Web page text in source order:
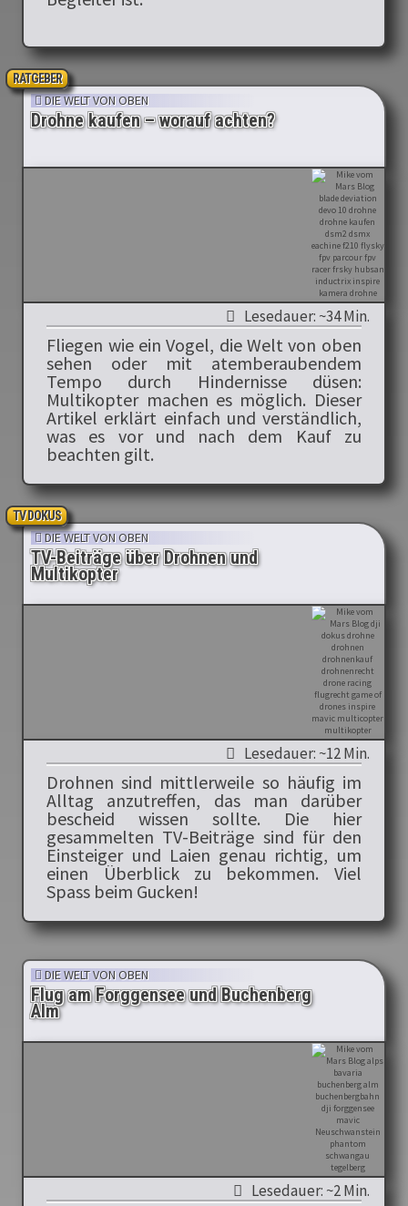
RATGEBER
DIE WELT VON OBEN
Drohne kaufen – worauf achten?
Lesedauer: ~34 Min.
Fliegen wie ein Vogel, die Welt von oben
sehen oder mit atemberaubendem
Tempo durch Hindernisse düsen:
Multikopter machen es möglich. Dieser
Artikel erklärt einfach und verständlich,
was es vor und nach dem Kauf zu
beachten gilt.
TV DOKUS
DIE WELT VON OBEN
TV-Beiträge über Drohnen und
Multikopter
Lesedauer: ~12 Min.
Drohnen sind mittlerweile so häufig im
Alltag anzutreffen, das man darüber
bescheid wissen sollte. Die hier
gesammelten TV-Beiträge sind für den
Einsteiger und Laien genau richtig, um
einen Überblick zu bekommen. Viel
Spass beim Gucken!
DIE WELT VON OBEN
Flug am Forggensee und Buchenberg
Alm
Lesedauer: ~2 Min.